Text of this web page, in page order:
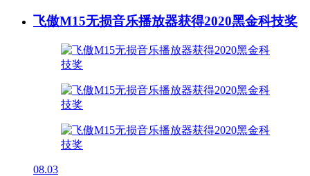
飞傲M15无损音乐播放器获得2020黑金科技奖
08.03